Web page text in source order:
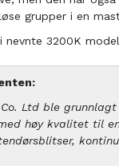
grupper i en
nevnte 3200K
Ltd ble
høy kvalitet til